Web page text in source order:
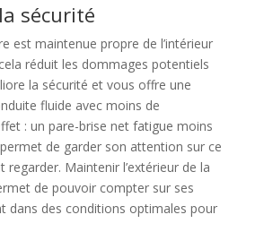
sécurité
est maintenue propre de l’intérieur
réduit les dommages potentiels
la sécurité et vous offre une
fluide avec moins de
: un pare-brise net fatigue moins
de garder son attention sur ce
regarder. Maintenir l’extérieur de la
de pouvoir compter sur ses
dans des conditions optimales pour